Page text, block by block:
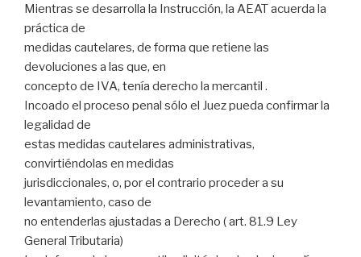
Mientras se desarrolla la Instrucción, la AEAT acuerda la
práctica de
medidas cautelares, de forma que retiene las
devoluciones a las que, en
concepto de IVA, tenía derecho la mercantil .
Incoado el proceso penal sólo el Juez pueda confirmar la
legalidad de
estas medidas cautelares administrativas,
convirtiéndolas en medidas
jurisdiccionales, o, por el contrario proceder a su
levantamiento, caso de
no entenderlas ajustadas a Derecho ( art. 81.9 Ley
General Tributaria)